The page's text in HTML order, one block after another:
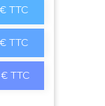
TTC
TTC
TTC